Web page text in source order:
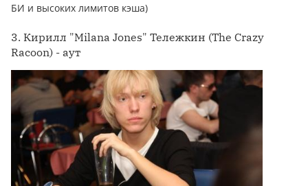
БИ и высоких лимитов кэша)
3. Кирилл "Milana Jones" Тележкин (The Crazy
Racoon) - аут